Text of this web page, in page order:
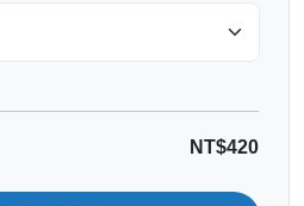
NT$420